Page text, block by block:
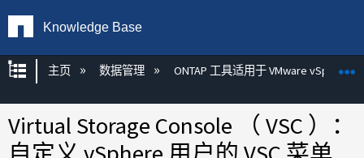
Knowledge Base
扩展/隐缩全局层次
主页 数据管理 ONTAP 工具适用于 VMware vSphere
Virtual Storage Console （ VSC ）：